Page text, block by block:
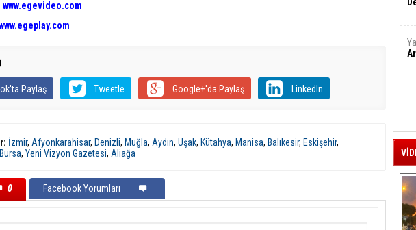
www.egevideo.com
Paylaş Tweetle Google+'da Paylaş LinkedIn
İzmir, Afyonkarahisar, Denizli, Muğla, Aydın, Uşak, Kütahya, Manisa, Balıkesir, Eskişehir,
Bursa, Yeni Vizyon Gazetesi, Aliağa
0 Facebook Yorumları